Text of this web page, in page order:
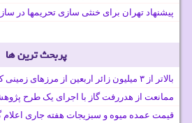
پیشنهاد تهران برای خنثی سازی تحریمها در
پربحث ترین ها
بالاتر از ۳ میلیون زائر اربعین از مرزهای زمینی کشور خارج شدند
ممانعت از هدررفت گاز با اجرای یک طرح
قیمت عمده میوه و سبزیجات هفته جاری اعلام